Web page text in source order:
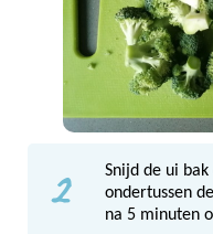
2
Snijd de ui bak
ondertussen
na 5 minuten